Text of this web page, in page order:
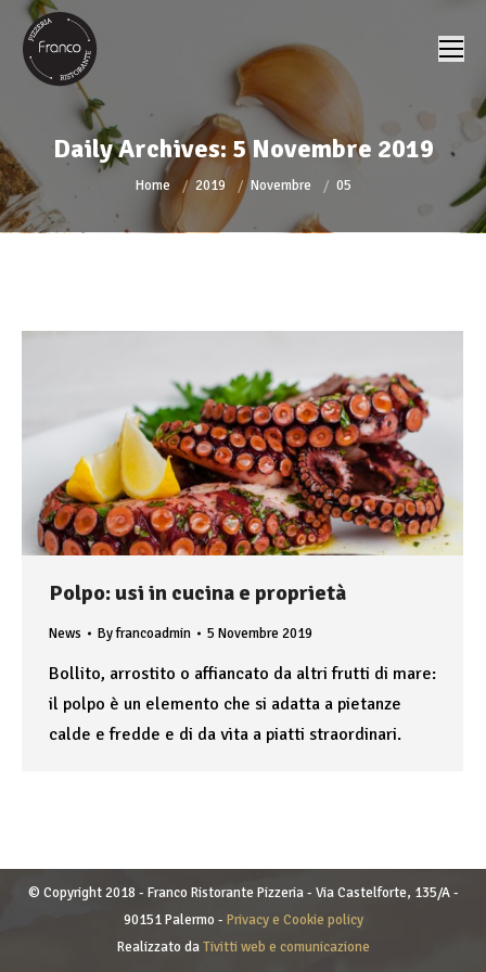
Daily Archives: 5 Novembre 2019
You are here:
Home 2019 Novembre 05
Polpo: usi in cucina e proprietà
News Byfrancoadmin 5 Novembre 2019
Bollito, arrostito o affiancato da altri frutti di mare:
il polpo è un elemento che si adatta a pietanze
calde e fredde e di da vita a piatti straordinari.
© Copyright 2018 - Franco Ristorante Pizzeria - Via Castelforte, 135/A -
90151 Palermo - Privacy e Cookie policy
Realizzato daTivitti web e comunicazione